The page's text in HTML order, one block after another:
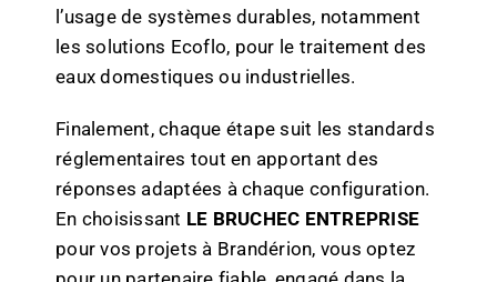
l’usage de systèmes durables, notamment
les solutions Ecoflo, pour le traitement des
eaux domestiques ou industrielles.
Finalement, chaque étape suit les standards
réglementaires tout en apportant des
réponses adaptées à chaque configuration.
En choisissant LE BRUCHEC ENTREPRISE
pour vos projets à Brandérion, vous optez